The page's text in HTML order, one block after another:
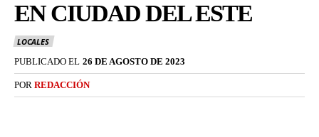
EN CIUDAD DEL ESTE
LOCALES
PUBLICADO EL 26 DE AGOSTO DE 2023
POR REDACCIÓN